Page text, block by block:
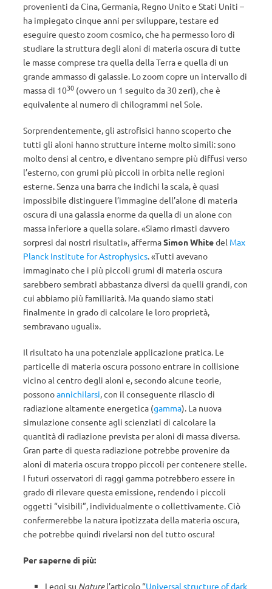
provenienti da Cina, Germania, Regno Unito e Stati Uniti –
ha impiegato cinque anni per sviluppare, testare ed
eseguire questo zoom cosmico, che ha permesso loro di
studiare la struttura degli aloni di materia oscura di tutte
le masse comprese tra quella della Terra e quella di un
grande ammasso di galassie. Lo zoom copre un intervallo di
massa di 1030 (ovvero un 1 seguito da 30 zeri), che è
equivalente al numero di chilogrammi nel Sole.
Sorprendentemente, gli astrofisici hanno scoperto che
tutti gli aloni hanno strutture interne molto simili: sono
molto densi al centro, e diventano sempre più diffusi verso
l’esterno, con grumi più piccoli in orbita nelle regioni
esterne. Senza una barra che indichi la scala, è quasi
impossibile distinguere l’immagine dell’alone di materia
oscura di una galassia enorme da quella di un alone con
massa inferiore a quella solare. «Siamo rimasti davvero
sorpresi dai nostri risultati», affermaSimon Whitedel Max
Planck Institute for Astrophysics. «Tutti avevano
immaginato che i più piccoli grumi di materia oscura
sarebbero sembrati abbastanza diversi da quelli grandi, con
cui abbiamo più familiarità. Ma quando siamo stati
finalmente in grado di calcolare le loro proprietà,
sembravano uguali».
Il risultato ha una potenziale applicazione pratica. Le
particelle di materia oscura possono entrare in collisione
vicino al centro degli aloni e, secondo alcune teorie,
possonoannichilarsi, con il conseguente rilascio di
radiazione altamente energetica (gamma). La nuova
simulazione consente agli scienziati di calcolare la
quantità di radiazione prevista per aloni di massa diversa.
Gran parte di questa radiazione potrebbe provenire da
aloni di materia oscura troppo piccoli per contenere stelle.
I futuri osservatori di raggi gamma potrebbero essere in
grado di rilevare questa emissione, rendendo i piccoli
oggetti “visibili”, individualmente o collettivamente. Ciò
confermerebbe la natura ipotizzata della materia oscura,
che potrebbe quindi rivelarsi non del tutto oscura!
Per saperne di più:
Leggi su Naturel’articolo “Universal structure of dark